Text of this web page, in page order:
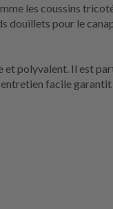
les coussins
douillets pour le
polyvalent. Il est
facile